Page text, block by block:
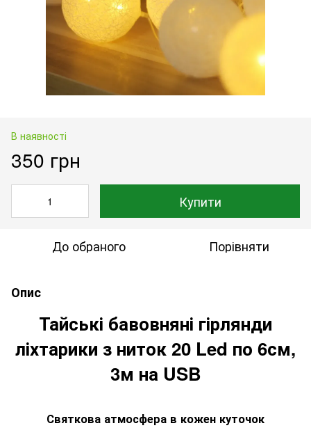
В наявності
350 грн
Купити
До обраного Порівняти
Опис
Тайські бавовняні гірлянди
ліхтарики з ниток 20 Led по 6см,
3м на USB
Святкова атмосфера в кожен куточок